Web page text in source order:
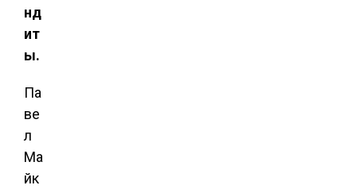
нд
ит
ы.
Па
ве
л
Ма
йк